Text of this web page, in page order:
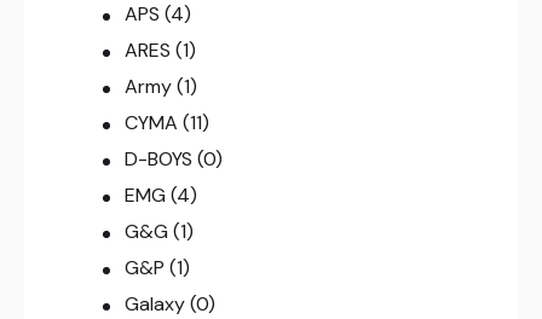
APS (4)
ARES (1)
Army (1)
CYMA (11)
D-BOYS (0)
EMG (4)
G&G (1)
G&P (1)
Galaxy (0)